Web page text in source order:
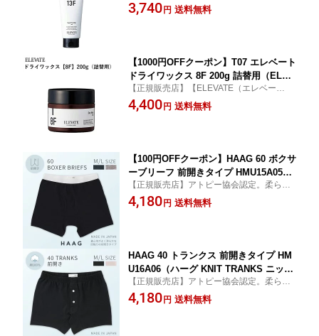
イリング剤 スタイルキープビーズ スタ
ト）】 T06 エレベート スーパーハー
ドジェル 13F 350g 詰替用
3,740 円 送料無料
【1000円OFFクーポン】T07 エレベート
ドライワックス 8F 200g 詰替用（ELEV
ATE 詰め替え用 リフィル スタイリング
剤 スタイルキープビーズ マット ふんわ
【正規販売店】【ELEVATE（エレベー
ト）】 T07 エレベート ドライワック
ス 8F 200g 詰替用
4,400 円 送料無料
【100円OFFクーポン】HAAG 60 ボクサ
ーブリーフ 前開きタイプ HMU15A05
（ハーグ BOXER BRIEFS BASIC ボク
サーパンツ アトピー協会認定品 Mサイ
【正規販売店】アトピー協会認定。柔らく
て軽い60番手のスマイルコットンを使用し
たボクサーパンツ。
4,180 円 送料無料
HAAG 40 トランクス 前開きタイプ HM
U16A06（ハーグ KNIT TRANKS ニット
レギュラータイプ アトピー協会認定品
Mサイズ Lサイズ 前ボタン スマイルコ
【正規販売店】アトピー協会認定。柔らく
て軽い40番手のスマイルコットンを使用し
たトランクス。
4,180 円 送料無料